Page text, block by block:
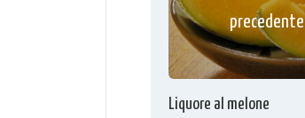
precedente
Liquore al melone